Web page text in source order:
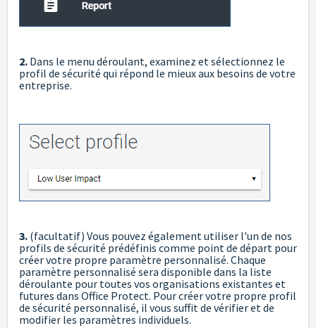
2. Dans le menu déroulant, examinez et sélectionnez le
profil de sécurité qui répond le mieux aux besoins de votre
entreprise.
3. (facultatif) Vous pouvez également utiliser l'un de nos
profils de sécurité prédéfinis comme point de départ pour
créer votre propre paramètre personnalisé. Chaque
paramètre personnalisé sera disponible dans la liste
déroulante pour toutes vos organisations existantes et
futures dans Office Protect. Pour créer votre propre profil
de sécurité personnalisé, il vous suffit de vérifier et de
modifier les paramètres individuels.